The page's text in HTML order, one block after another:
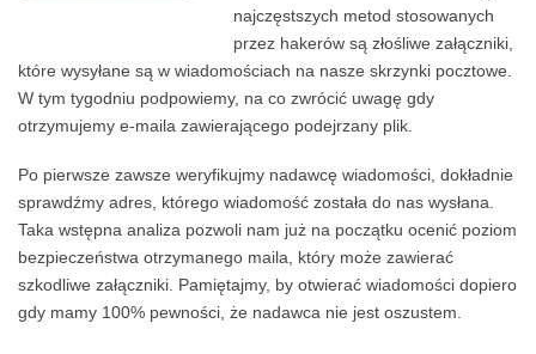
najczęstszych metod stosowanych
przez hakerów są złośliwe załączniki,
które wysyłane są w wiadomościach na nasze skrzynki pocztowe.
W tym tygodniu podpowiemy, na co zwrócić uwagę gdy
otrzymujemy e-maila zawierającego podejrzany plik.
Po pierwsze zawsze weryfikujmy nadawcę wiadomości, dokładnie
sprawdźmy adres, którego wiadomość została do nas wysłana.
Taka wstępna analiza pozwoli nam już na początku ocenić poziom
bezpieczeństwa otrzymanego maila, który może zawierać
szkodliwe załączniki. Pamiętajmy, by otwierać wiadomości dopiero
gdy mamy 100% pewności, że nadawca nie jest oszustem.